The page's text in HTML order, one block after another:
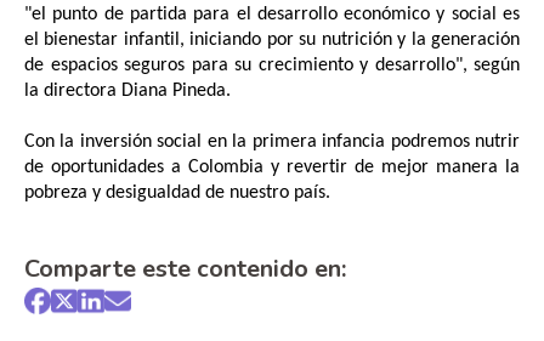
"el punto de partida para el desarrollo económico y social es
el bienestar infantil, iniciando por su nutrición y la generación
de espacios seguros para su crecimiento y desarrollo", según
la directora Diana Pineda.
Con la inversión social en la primera infancia podremos nutrir
de oportunidades a Colombia y revertir de mejor manera la
pobreza y desigualdad de nuestro país.
Comparte este contenido en: